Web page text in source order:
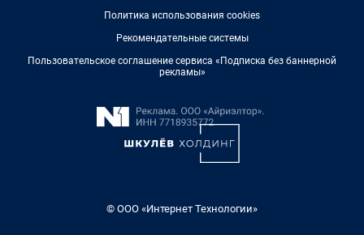
Политика использования cookies
Рекомендательные системы
Пользовательское соглашение сервиса «Подписка без баннерной
рекламы»
© ООО «Интернет Технологии»